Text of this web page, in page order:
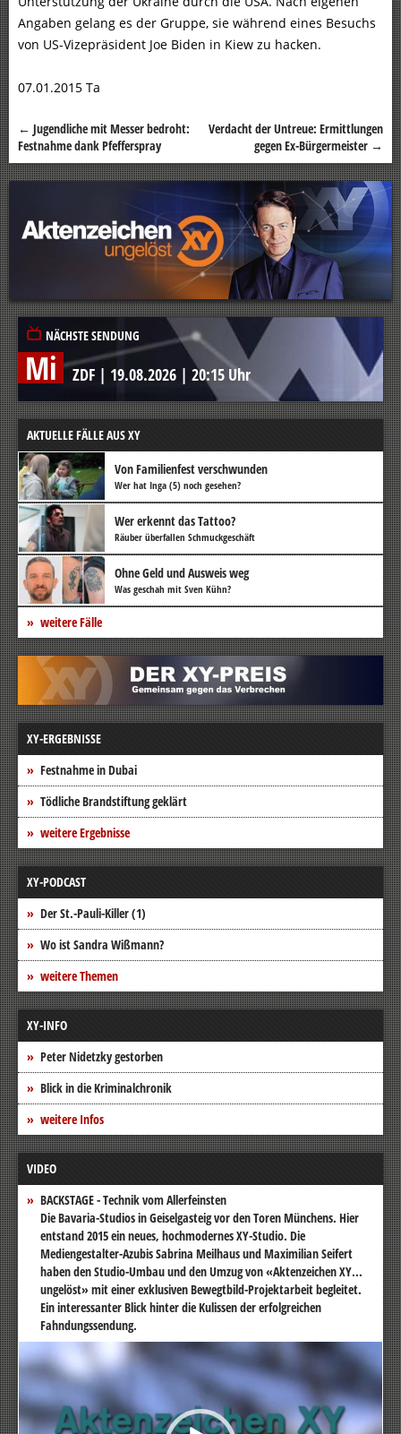
Angaben gelang es der Gruppe, sie während eines Besuchs
von US-Vizepräsident Joe Biden in Kiew zu hacken.
07.01.2015 Ta
Beitragsnavigation
← Jugendliche mit Messer bedroht:
Festnahme dank Pfefferspray
Verdacht der Untreue: Ermittlungen
gegen Ex-Bürgermeister →
NÄCHSTE SENDUNG
Mi ZDF | 19.08.2026 | 20:15 Uhr
AKTUELLE FÄLLE AUS XY
Von Familienfest verschwunden
Wer hat Inga (5) noch gesehen?
Wer erkennt das Tattoo?
Räuber überfallen Schmuckgeschäft
Ohne Geld und Ausweis weg
Was geschah mit Sven Kühn?
weitere Fälle
XY-ERGEBNISSE
Festnahme in Dubai
Tödliche Brandstiftung geklärt
weitere Ergebnisse
XY-PODCAST
Der St.-Pauli-Killer (1)
Wo ist Sandra Wißmann?
weitere Themen
XY-INFO
Peter Nidetzky gestorben
Blick in die Kriminalchronik
weitere Infos
VIDEO
BACKSTAGE - Technik vom Allerfeinsten
Die Bavaria-Studios in Geiselgasteig vor den Toren Münchens. Hier
entstand 2015 ein neues, hochmodernes XY-Studio. Die
Mediengestalter-Azubis Sabrina Meilhaus und Maximilian Seifert
haben den Studio-Umbau und den Umzug von «Aktenzeichen XY...
ungelöst» mit einer exklusiven Bewegtbild-Projektarbeit begleitet.
Ein interessanter Blick hinter die Kulissen der erfolgreichen
Fahndungssendung.
Video-
Player